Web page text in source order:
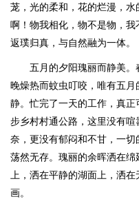
茏，光的柔和，花的烂漫，
啊！物我相化，物不是物，我
返璞归真，与自然融为一体。
五月的夕阳瑰丽而静美
晚燥热而蚊虫叮咬，唯有五
静。忙完了一天的工作，真
步乡村村通公路，这里没有
奈，更没有郁闷和不甘，一
荡然无存。瑰丽的余晖洒在
上，洒在平静的湖面上，洒
画。